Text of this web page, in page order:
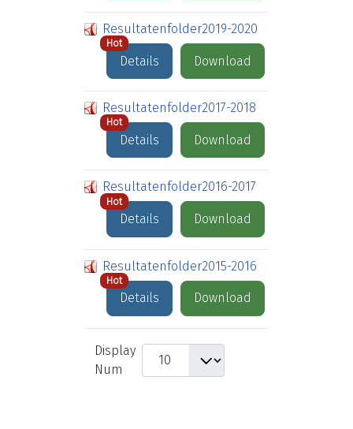
Resultatenfolder2019-2020
Hot
Download
Details
Resultatenfolder2017-2018
Hot
Download
Details
Resultatenfolder2016-2017
Hot
Download
Details
Resultatenfolder2015-2016
Hot
Download
Details
Display
Num